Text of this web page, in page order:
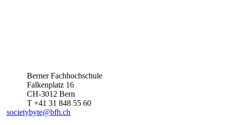
Berner Fachhochschule
Falkenplatz 16
CH-3012 Bern
T +41 31 848 55 60
societybyte@bfh.ch